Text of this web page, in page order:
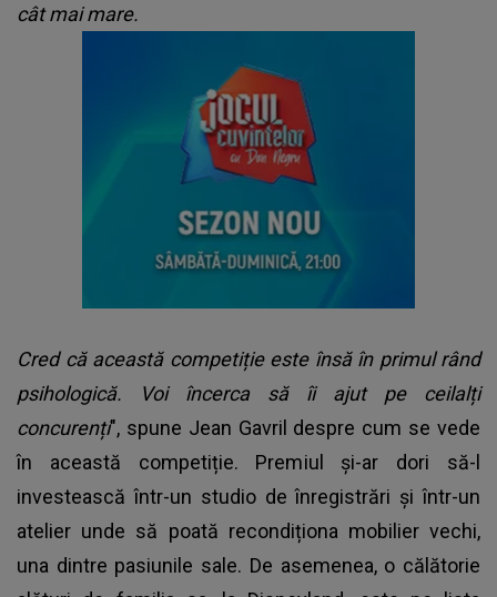
cât mai mare.
Cred că această competiție este însă în primul rând
psihologică. Voi încerca să îi ajut pe ceilalți
concurenți", spune Jean Gavril despre cum se vede
în această competiție. Premiul și-ar dori să-l
investească într-un studio de înregistrări și într-un
atelier unde să poată recondiționa mobilier vechi,
una dintre pasiunile sale. De asemenea, o călătorie